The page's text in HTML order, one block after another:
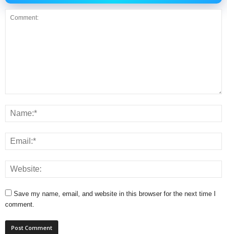
Save my name, email, and website in this browser for the next time I
comment.